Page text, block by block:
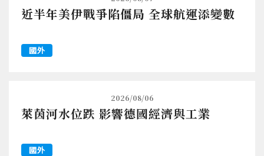
近半年美伊戰爭陷僵局 全球航運添變數
國外
2026/08/06
萊茵河水位跌 影響德國經濟與工業
國外